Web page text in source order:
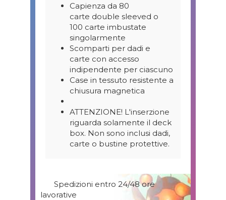
Spedizioni entro 24/48 ore
lavorative
Capienza da 80
carte double sleeved o
100 carte imbustate
singolarmente
Scomparti per dadi e
carte con accesso
indipendente per ciascuno
Case in tessuto resistente a
chiusura magnetica
ATTENZIONE! L'inserzione
riguarda solamente il deck
box. Non sono inclusi dadi,
carte o bustine protettive.